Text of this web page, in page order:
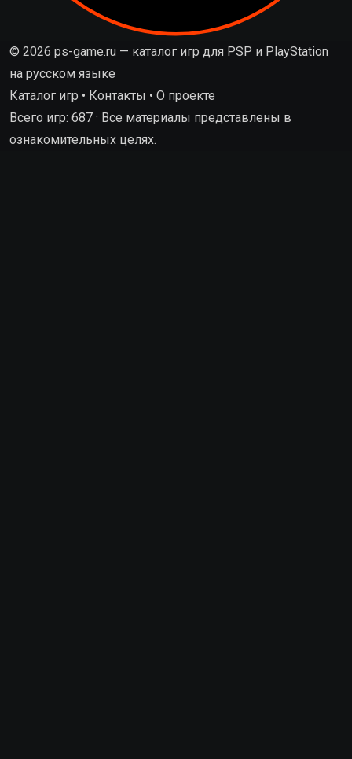
© 2026 ps-game.ru — каталог игр для PSP и PlayStation
на русском языке
Каталог игр • Контакты • О проекте
Всего игр: 687 · Все материалы представлены в
ознакомительных целях.